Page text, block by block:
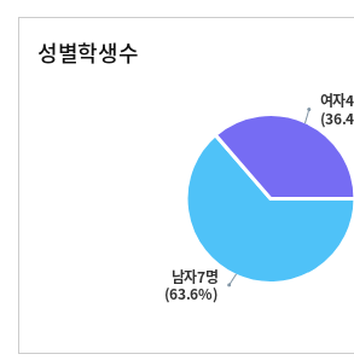
성별학생수
남자7명
(63.6%)
여자